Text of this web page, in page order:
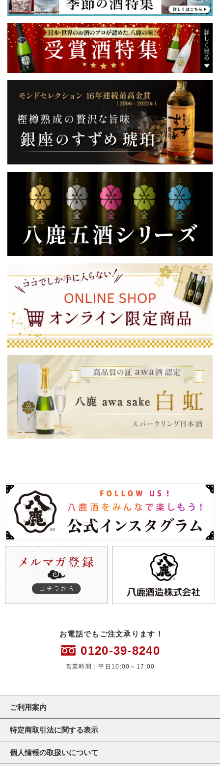
お電話でもご注文承ります！
0120-39-8240
営業時間：平日10:00～17:00
ご利用案内
特定商取引法に関する表示
個人情報の取扱いについて